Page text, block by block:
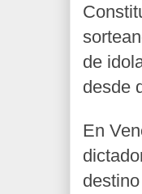
de
desde
En